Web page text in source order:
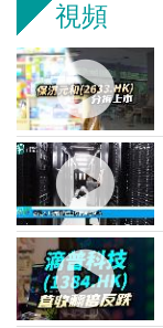
視頻